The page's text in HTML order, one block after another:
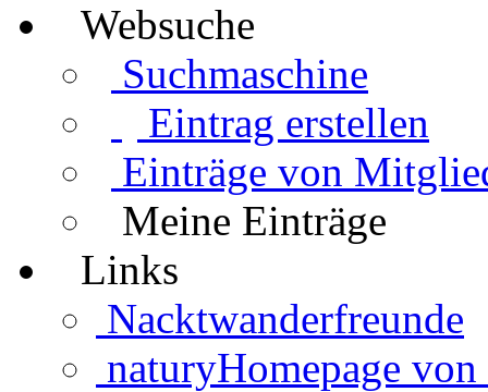
Websuche
Suchmaschine
Eintrag erstellen
Einträge von
Meine Einträge
Links
Nacktwanderfreunde
naturyHomepage